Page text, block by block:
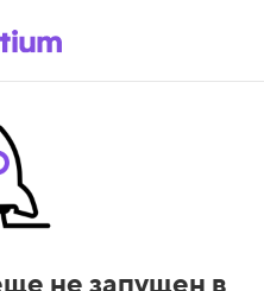
не запущен в